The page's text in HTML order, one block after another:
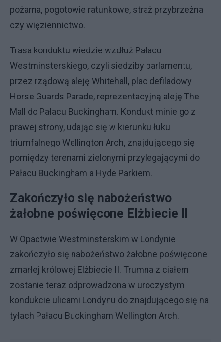
pożarna, pogotowie ratunkowe, straż przybrzeżna
czy więziennictwo.
Trasa konduktu wiedzie wzdłuż Pałacu
Westminsterskiego, czyli siedziby parlamentu,
przez rządową aleję Whitehall, plac defiladowy
Horse Guards Parade, reprezentacyjną aleję The
Mall do Pałacu Buckingham. Kondukt minie go z
prawej strony, udając się w kierunku łuku
triumfalnego Wellington Arch, znajdującego się
pomiędzy terenami zielonymi przylegającymi do
Pałacu Buckingham a Hyde Parkiem.
Zakończyło się nabożeństwo
żałobne poświęcone Elżbiecie II
W Opactwie Westminsterskim w Londynie
zakończyło się nabożeństwo żałobne poświęcone
zmarłej królowej Elżbiecie II. Trumna z ciałem
zostanie teraz odprowadzona w uroczystym
kondukcie ulicami Londynu do znajdującego się na
tyłach Pałacu Buckingham Wellington Arch.